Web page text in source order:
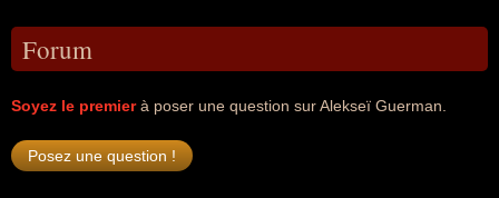
Forum
Soyez le premierà poser une question sur Alekseï Guerman.